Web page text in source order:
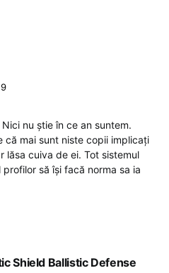
nu știe în ce an suntem.
că mai sunt niste copii implicați
lăsa cuiva de ei. Tot sistemul
să își facă norma sa ia
Shield Ballistic Defense